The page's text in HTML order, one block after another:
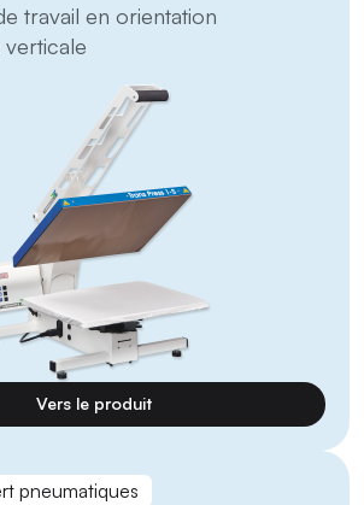
travail en orientation
Vers le produit
pneumatiques